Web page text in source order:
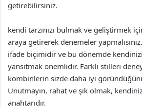
getirebilirsiniz.
kendi tarzınızı bulmak ve geliştirmek
araya getirerek denemeler
ifade biçimidir ve bu dönemde
yansıtmak önemlidir. Farklı stilleri
kombinlerin sizde daha iyi
Unutmayın, rahat ve şık olmak,
anahtarıdır.